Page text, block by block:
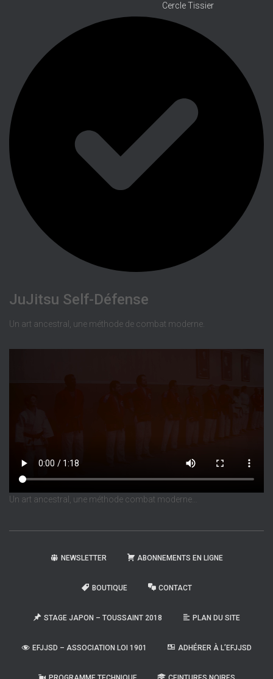
Cercle Tissier
JuJitsu Self-Défense
Un art ancestral, une méthode de combat moderne.
Un art ancestral, une méthode combat moderne…
NEWSLETTER ABONNEMENTS EN LIGNE
BOUTIQUE CONTACT
STAGE JAPON – TOUSSAINT 2018 PLAN DU SITE
EFJJSD – ASSOCIATION LOI 1901 ADHÉRER À L’EFJJSD